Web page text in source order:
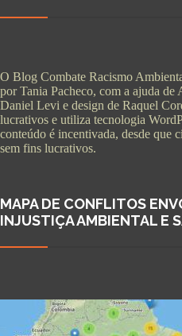
O Blog Combate Racismo
por Tania Pacheco, com a ajuda de
Daniel Levi e design de Raquel
lucrativos e utiliza tecnologia
conteúdo é incentivada, desde que
sem fins lucrativos.
MAPA DE CONFLITOS
INJUSTIÇA AMBIENTAL E